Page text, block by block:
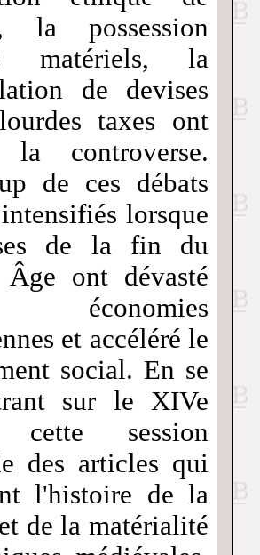
la possession
matériels, la
de devises
taxes ont
la controverse.
de ces débats
lorsque
de la fin du
ont dévasté
et accéléré le
social. En se
sur le XIVe
cette session
des articles qui
l'histoire de la
de la matérialité